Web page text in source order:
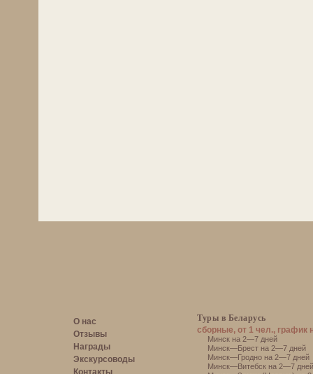
О нас
Отзывы
Награды
Экскурсоводы
Контакты
Туры в Беларусь
сборные, от 1 чел., график
Минск на 2—7 дней
Минск—Брест на 2—7 дней
Минск—Гродно на 2—7 дней
Минск—Витебск на 2—7 дней